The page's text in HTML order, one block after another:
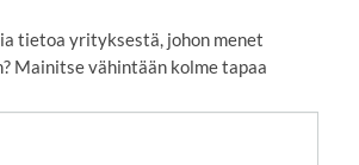
tietoa yrityksestä, johon menet
Mainitse vähintään kolme tapaa